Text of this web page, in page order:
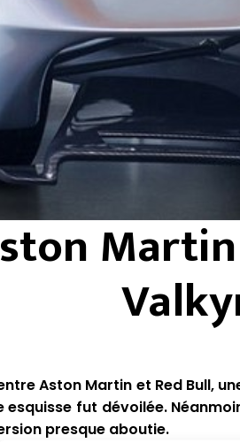
Aston Martin et Red Bull,
esquisse fut dévoilée.
presque aboutie.